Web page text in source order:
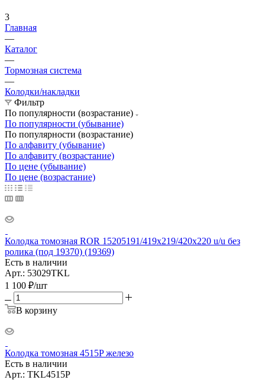
3
Главная
—
Каталог
—
Тормозная система
—
Колодки/накладки
Фильтр
По популярности (возрастание)
По популярности (убывание)
По популярности (возрастание)
По алфавиту (убывание)
По алфавиту (возрастание)
По цене (убывание)
По цене (возрастание)
Колодка томозная ROR 15205191/419x219/420x220 u/u без
ролика (под 19370) (19369)
Есть в наличии
Арт.: 53029TKL
1 100 ₽/шт
В корзину
Колодка томозная 4515P железо
Есть в наличии
Арт.: TKL4515P